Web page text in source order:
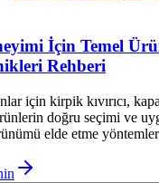
İçin Temel
Rehberi
için kirpik kıvırıcı,
doğru seçimi ve
elde etme